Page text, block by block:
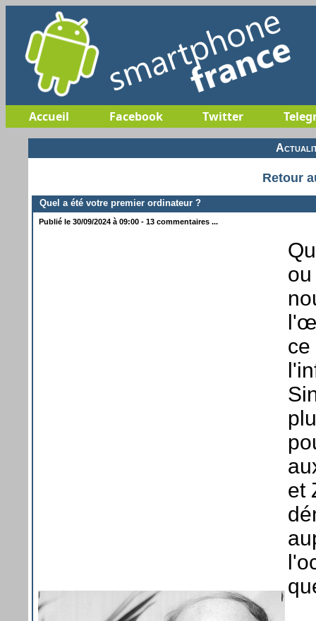
Accueil Facebook Twitter
Retour
Quel a été votre premier ordinateur ?
Publié le 30/09/2024 à 09:00 - 13 commentaires ...
ce
et